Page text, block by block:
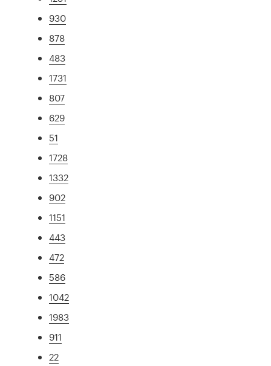
930
878
483
1731
807
629
51
1728
1332
902
1151
443
472
586
1042
1983
911
22